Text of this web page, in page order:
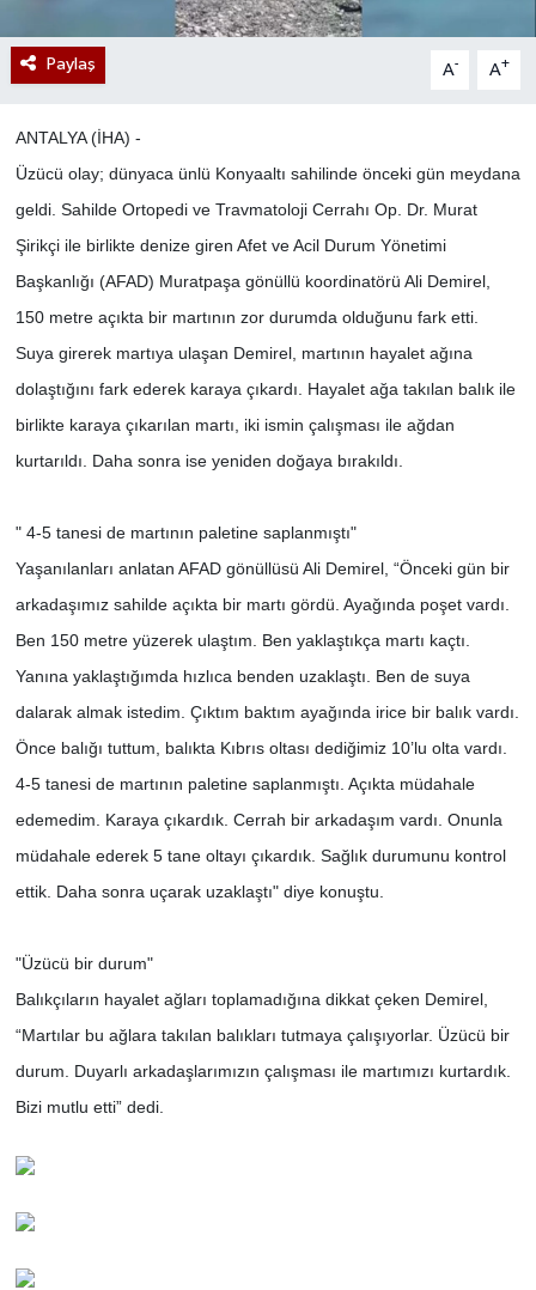
Paylaş A- A+
ANTALYA (İHA) -
Üzücü olay; dünyaca ünlü Konyaaltı sahilinde önceki gün meydana
geldi. Sahilde Ortopedi ve Travmatoloji Cerrahı Op. Dr. Murat
Şirikçi ile birlikte denize giren Afet ve Acil Durum Yönetimi
Başkanlığı (AFAD) Muratpaşa gönüllü koordinatörü Ali Demirel,
150 metre açıkta bir martının zor durumda olduğunu fark etti.
Suya girerek martıya ulaşan Demirel, martının hayalet ağına
dolaştığını fark ederek karaya çıkardı. Hayalet ağa takılan balık ile
birlikte karaya çıkarılan martı, iki ismin çalışması ile ağdan
kurtarıldı. Daha sonra ise yeniden doğaya bırakıldı.
" 4-5 tanesi de martının paletine saplanmıştı"
Yaşanılanları anlatan AFAD gönüllüsü Ali Demirel, “Önceki gün bir
arkadaşımız sahilde açıkta bir martı gördü. Ayağında poşet vardı.
Ben 150 metre yüzerek ulaştım. Ben yaklaştıkça martı kaçtı.
Yanına yaklaştığımda hızlıca benden uzaklaştı. Ben de suya
dalarak almak istedim. Çıktım baktım ayağında irice bir balık vardı.
Önce balığı tuttum, balıkta Kıbrıs oltası dediğimiz 10’lu olta vardı.
4-5 tanesi de martının paletine saplanmıştı. Açıkta müdahale
edemedim. Karaya çıkardık. Cerrah bir arkadaşım vardı. Onunla
müdahale ederek 5 tane oltayı çıkardık. Sağlık durumunu kontrol
ettik. Daha sonra uçarak uzaklaştı" diye konuştu.
"Üzücü bir durum"
Balıkçıların hayalet ağları toplamadığına dikkat çeken Demirel,
“Martılar bu ağlara takılan balıkları tutmaya çalışıyorlar. Üzücü bir
durum. Duyarlı arkadaşlarımızın çalışması ile martımızı kurtardık.
Bizi mutlu etti” dedi.